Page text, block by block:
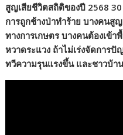
สูญเสียชีวิตสถิติของปี 2568
การถูกช้างป่าทำร้าย บางคนสู
ทางการเกษตร บางคนต้องเข้า
หวาดระแวง ถ้าไม่เร่งจัดการ
ทวีความรุนแรงขึ้น และชาวบ้า